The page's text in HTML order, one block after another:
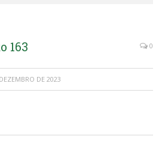
163 0
DE 2023